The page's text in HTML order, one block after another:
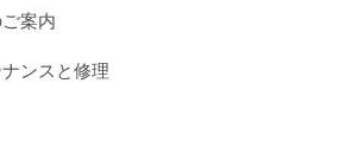
案内
ンスと修理